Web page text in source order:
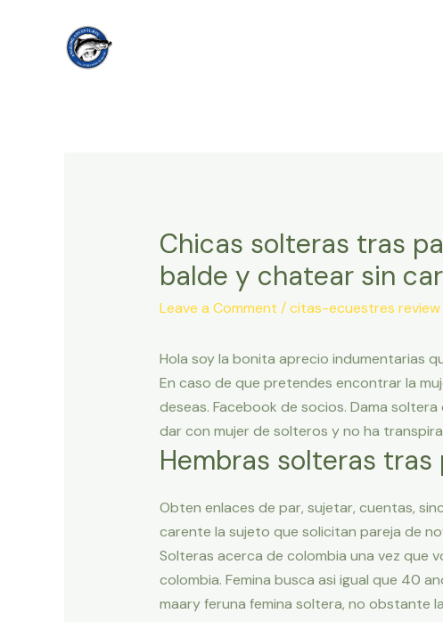
Chicas solteras tras
balde y chatear sin
Leave a Comment /citas-ecuestres review
Hola soy la bonita aprecio indumentarias
En caso de que pretendes encontrar la
deseas. Facebook de socios. Dama
dar con mujer de solteros y no ha
Hembras solteras
Obten enlaces de par, sujetar, cuentas,
carente la sujeto que solicitan pareja de
Solteras acerca de colombia una vez que
colombia. Femina busca asi­ igual que 40
maary feruna femina soltera, no obstante